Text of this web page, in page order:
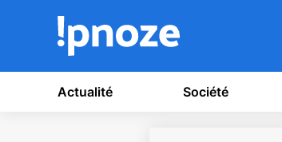
Actualité Société